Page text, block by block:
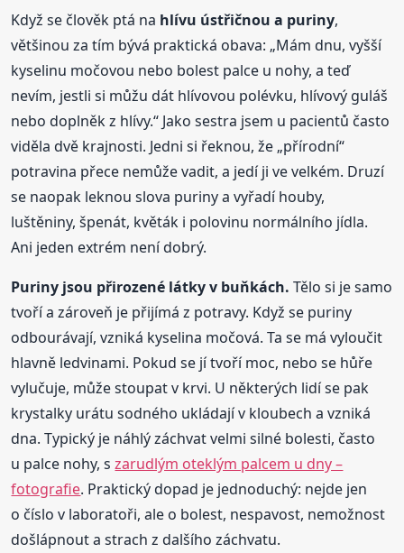
Když se člověk ptá na hlívu ústřičnou a puriny,
většinou za tím bývá praktická obava: „Mám dnu, vyšší
kyselinu močovou nebo bolest palce u nohy, a teď
nevím, jestli si můžu dát hlívovou polévku, hlívový guláš
nebo doplněk z hlívy.“ Jako sestra jsem u pacientů často
viděla dvě krajnosti. Jedni si řeknou, že „přírodní“
potravina přece nemůže vadit, a jedí ji ve velkém. Druzí
se naopak leknou slova puriny a vyřadí houby,
luštěniny, špenát, květák i polovinu normálního jídla.
Ani jeden extrém není dobrý.
Puriny jsou přirozené látky v buňkách. Tělo si je samo
tvoří a zároveň je přijímá z potravy. Když se puriny
odbourávají, vzniká kyselina močová. Ta se má vyloučit
hlavně ledvinami. Pokud se jí tvoří moc, nebo se hůře
vylučuje, může stoupat v krvi. U některých lidí se pak
krystalky urátu sodného ukládají v kloubech a vzniká
dna. Typický je náhlý záchvat velmi silné bolesti, často
u palce nohy, szarudlým oteklým palcem u dny –
fotografie. Praktický dopad je jednoduchý: nejde jen
o číslo v laboratoři, ale o bolest, nespavost, nemožnost
došlápnout a strach z dalšího záchvatu.